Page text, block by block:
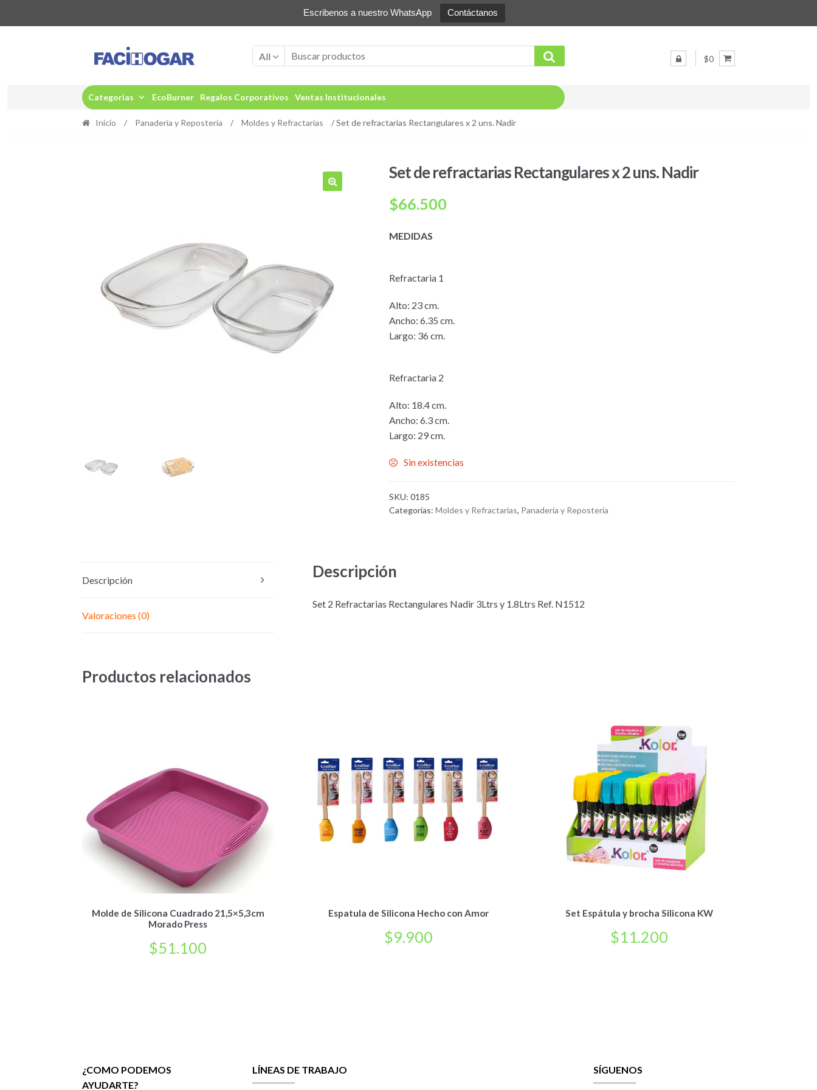
Escribenos a nuestro WhatsApp Contáctanos
contenido
All $0
Categorias EcoBurner Regalos Corporativos Ventas Institucionales
Inicio / Panadería y Repostería / Moldes y Refractarias / Set de refractarias Rectangulares x 2 uns. Nadir
Set de refractarias Rectangulares x 2 uns. Nadir
$66.500
MEDIDAS
Refractaria 1
Alto: 23 cm.
Ancho: 6.35 cm.
Largo: 36 cm.
Refractaria 2
Alto: 18.4 cm.
Ancho: 6.3 cm.
Largo: 29 cm.
Sin existencias
SKU:0185
Categorías:Moldes y Refractarias, Panadería y Repostería
Descripción
Valoraciones (0)
Descripción
Set 2 Refractarias Rectangulares Nadir 3Ltrs y 1.8Ltrs Ref. N1512
Productos relacionados
Molde de Silicona Cuadrado 21,5×5,3cm
Morado Press
$51.100
Espatula de Silicona Hecho con Amor
$9.900
Set Espátula y brocha Silicona KW
$11.200
¿COMO PODEMOS
AYUDARTE?
LÍNEAS DE TRABAJO SÍGUENOS